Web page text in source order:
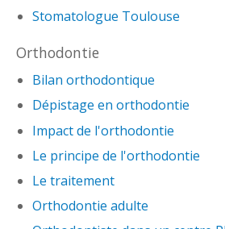
Stomatologue Toulouse
Orthodontie
Bilan orthodontique
Dépistage en orthodontie
Impact de l'orthodontie
Le principe de l'orthodontie
Le traitement
Orthodontie adulte